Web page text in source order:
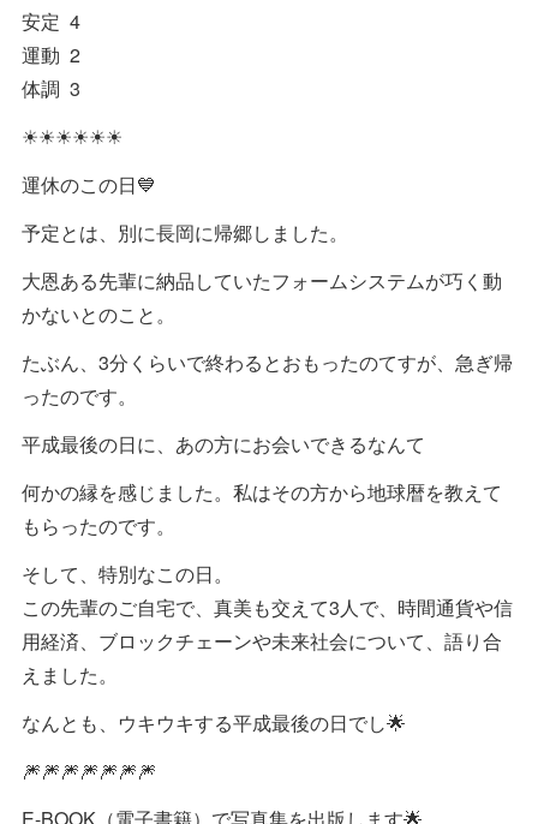
安定 4
運動 2
体調 3
☀☀☀☀☀☀
運休のこの日💙
予定とは、別に長岡に帰郷しました。
大恩ある先輩に納品していたフォームシステムが巧く動
かないとのこと。
たぶん、3分くらいで終わるとおもったのてすが、急ぎ帰
ったのです。
平成最後の日に、あの方にお会いできるなんて
何かの縁を感じました。私はその方から地球暦を教えて
もらったのです。
そして、特別なこの日。
この先輩のご自宅で、真美も交えて3人で、時間通貨や信
用経済、ブロックチェーンや未来社会について、語り合
えました。
なんとも、ウキウキする平成最後の日でし🌟
🎆🎆🎆🎆🎆🎆🎆
E-BOOK（電子書籍）で写真集を出版します🌟